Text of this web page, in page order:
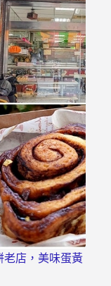
老店，美味蛋黃